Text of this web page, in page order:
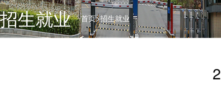
招生就业 首页>招生就业